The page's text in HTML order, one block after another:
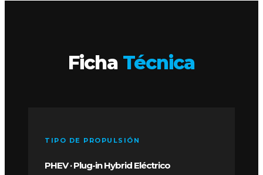
Ficha Técnica
TIPO DE PROPULSIÓN
PHEV · Plug-in Hybrid Eléctrico